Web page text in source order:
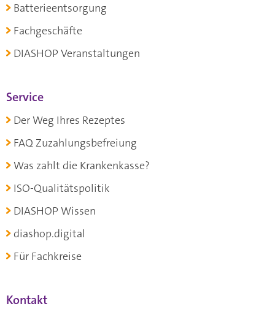
Batterieentsorgung
Fachgeschäfte
DIASHOP Veranstaltungen
Service
Der Weg Ihres Rezeptes
FAQ Zuzahlungsbefreiung
Was zahlt die Krankenkasse?
ISO-Qualitätspolitik
DIASHOP Wissen
diashop.digital
Für Fachkreise
Kontakt